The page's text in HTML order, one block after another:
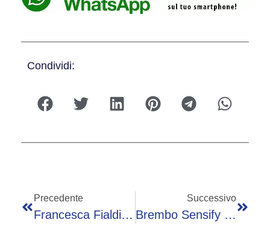
Condividi:
Precedente
Francesca Fialdini Dice Addio Alla Sua Fiat Panda, Icona Pop Della Mobilità Quotidiana.
Successivo
Brembo Sensify Entra In Produzione